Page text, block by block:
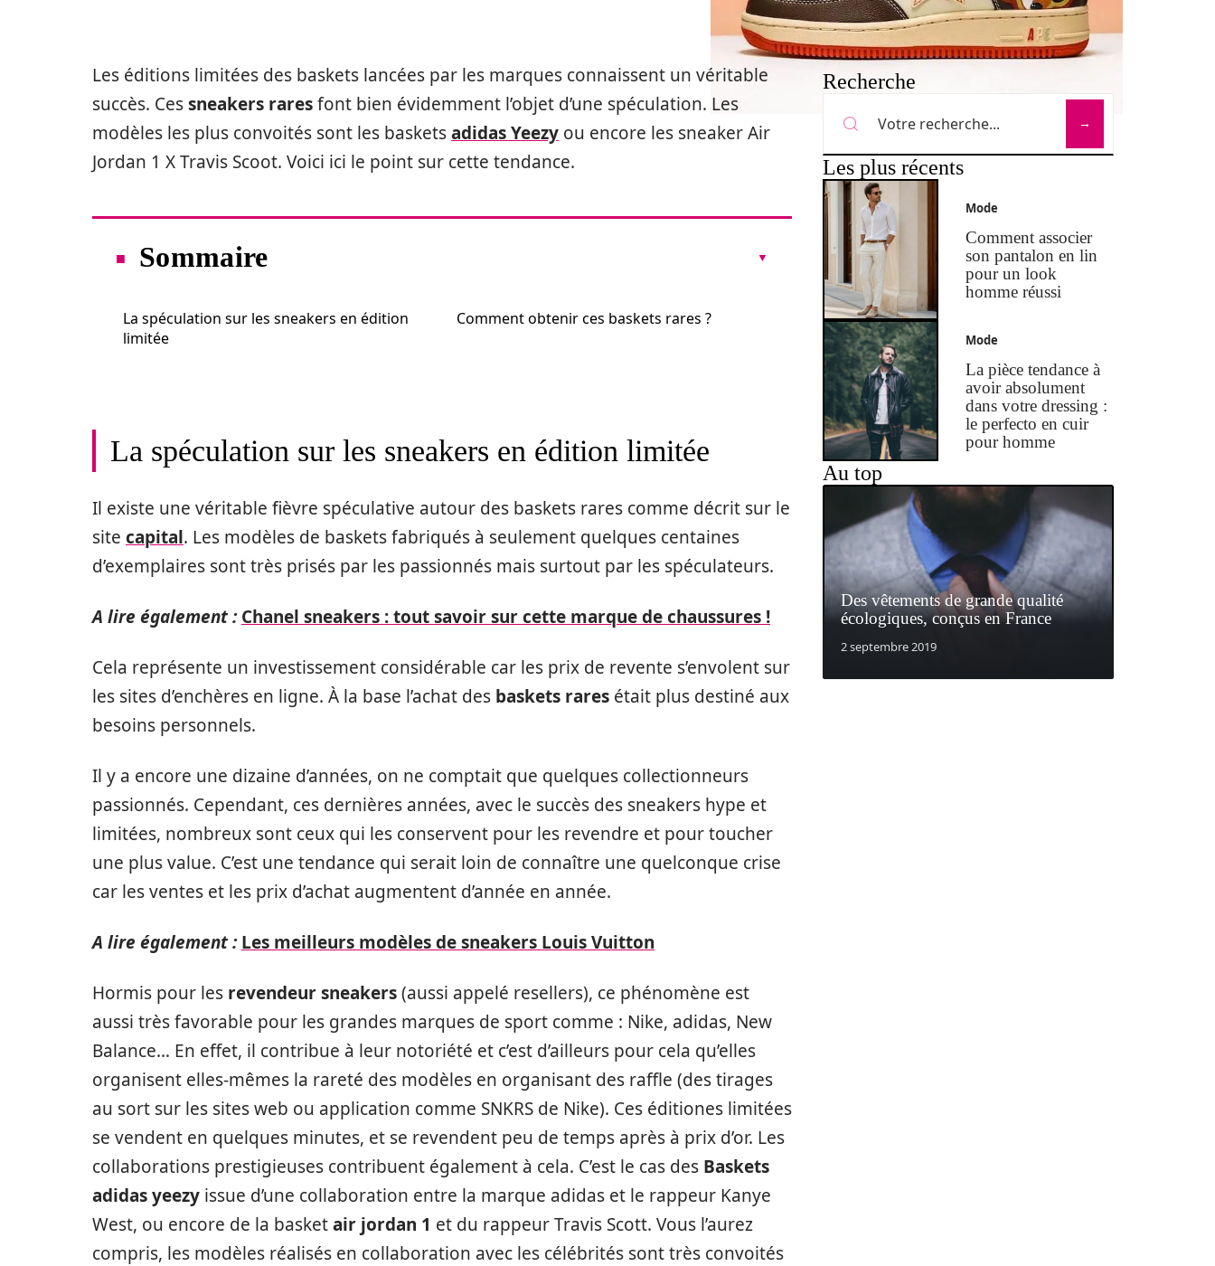
Les éditions limitées des baskets lancées par les marques connaissent un véritable
succès. Cessneakers raresfont bien évidemment l’objet d’une spéculation. Les
modèles les plus convoités sont les basketsadidas Yeezy ou encore les sneaker Air
Jordan 1 X Travis Scoot. Voici ici le point sur cette tendance.
Sommaire
La spéculation sur les sneakers en édition
limitée
Comment obtenir ces baskets rares ?
La spéculation sur les sneakers en édition limitée
Il existe une véritable fièvre spéculative autour des baskets rares comme décrit sur le
site capital. Les modèles de baskets fabriqués à seulement quelques centaines
d’exemplaires sont très prisés par les passionnés mais surtout par les spéculateurs.
A lire également : Chanel sneakers : tout savoir sur cette marque de chaussures !
Cela représente un investissement considérable car les prix de revente s’envolent sur
les sites d’enchères en ligne. À la base l’achat des baskets rares était plus destiné aux
besoins personnels.
Il y a encore une dizaine d’années, on ne comptait que quelques collectionneurs
passionnés. Cependant, ces dernières années, avec le succès des sneakers hype et
limitées, nombreux sont ceux qui les conservent pour les revendre et pour toucher
une plus value. C’est une tendance qui serait loin de connaître une quelconque crise
car les ventes et les prix d’achat augmentent d’année en année.
A lire également : Les meilleurs modèles de sneakers Louis Vuitton
Hormis pour les revendeur sneakers(aussi appelé resellers), ce phénomène est
aussi très favorable pour les grandes marques de sport comme : Nike, adidas, New
Balance… En effet, il contribue à leur notoriété et c’est d’ailleurs pour cela qu’elles
organisent elles-mêmes la rareté des modèles en organisant des raffle (des tirages
au sort sur les sites web ou application comme SNKRS de Nike). Ces éditiones limitées
se vendent en quelques minutes, et se revendent peu de temps après à prix d’or. Les
collaborations prestigieuses contribuent également à cela. C’est le cas des Baskets
adidas yeezy issue d’une collaboration entre la marque adidas et le rappeur Kanye
West, ou encore de la basketair jordan 1 et du rappeur Travis Scott. Vous l’aurez
compris, les modèles réalisés en collaboration avec les célébrités sont très convoités
Recherche
Les plus récents
Mode
Comment associer
son pantalon en lin
pour un look
homme réussi
Mode
La pièce tendance à
avoir absolument
dans votre dressing :
le perfecto en cuir
pour homme
Au top
Des vêtements de grande qualité
écologiques, conçus en France
2 septembre 2019